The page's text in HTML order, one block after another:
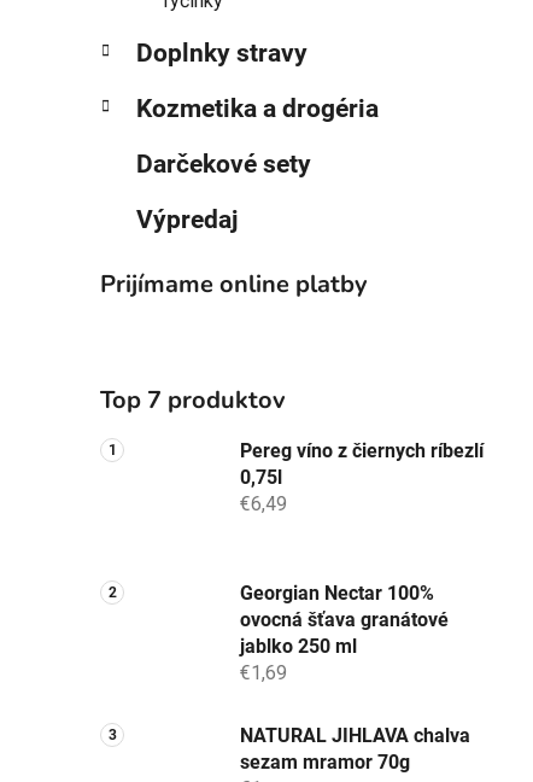
Doplnky stravy
Kozmetika a drogéria
Darčekové sety
Výpredaj
Prijímame online platby
Top 7 produktov
Pereg víno z čiernych ríbezlí
0,75l
€6,49
Georgian Nectar 100%
ovocná šťava granátové
jablko 250 ml
€1,69
NATURAL JIHLAVA chalva
sezam mramor 70g